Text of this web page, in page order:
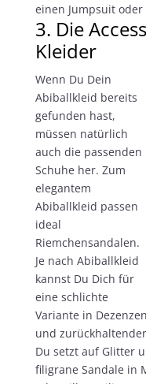
einen Jumpsuit
3. Die
Kleider
Wenn Du Dein
Abiballkleid bereits
gefunden hast,
müssen natürlich
auch die passenden
Schuhe her. Zum
elegantem
Abiballkleid passen
ideal
Riemchensandalen.
Je nach Abiballkleid
kannst Du Dich für
eine schlichte
Variante in Dezenzen
und
Du setzt auf Glitter
filigrane Sandale in